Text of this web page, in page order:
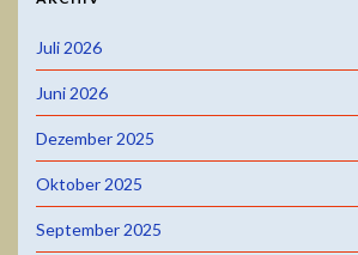
Juli 2026
Juni 2026
Dezember 2025
Oktober 2025
September 2025